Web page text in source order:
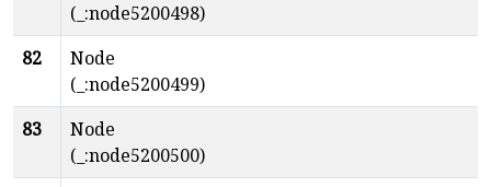
(_:node5200498)
82
Node
(_:node5200499)
83
Node
(_:node5200500)